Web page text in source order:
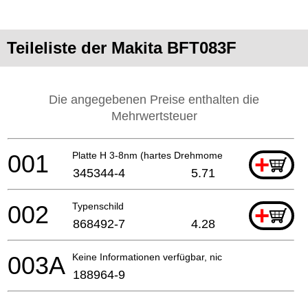
Teileliste der Makita BFT083F
Die angegebenen Preise enthalten die
Mehrwertsteuer
Platte H 3-8nm (hartes Drehmoment) +
001 345344-4 5.71
Typenschild +
002 868492-7 4.28
Keine Informationen verfügbar, nicht bestellbar
003A 188964-9